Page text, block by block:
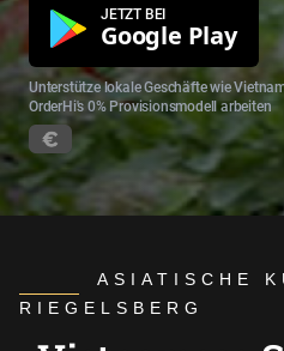
JETZT BEI
Google Play
Unterstütze lokale Geschäfte wie
OrderHi's 0% Provisionsmodell arbeiten
ASIATISCHE
RIEGELSBERG